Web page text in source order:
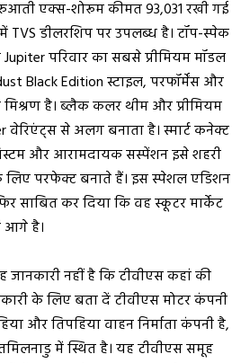
एक्स-शोरूम कीमत ₹93,031 रखी गई
डीलरशिप पर उपलब्ध है। टॉप-स्पेक
परिवार का सबसे प्रीमियम मॉडल
Black Edition स्टाइल, परफॉर्मेंस और
मिश्रण है। ब्लैक कलर थीम और प्रीमियम
वेरिएंट्स से अलग बनाता है। स्मार्ट कनेक्ट
और आरामदायक सस्पेंशन इसे शहरी
लिए परफेक्ट बनाते हैं। इस स्पेशल एडिशन
साबित कर दिया कि वह स्कूटर मार्केट
आगे है।
नहीं है कि टीवीएस कहां की
के लिए बता दें टीवीएस मोटर कंपनी
और तिपहिया वाहन निर्माता कंपनी है,
में स्थित है। यह टीवीएस समूह